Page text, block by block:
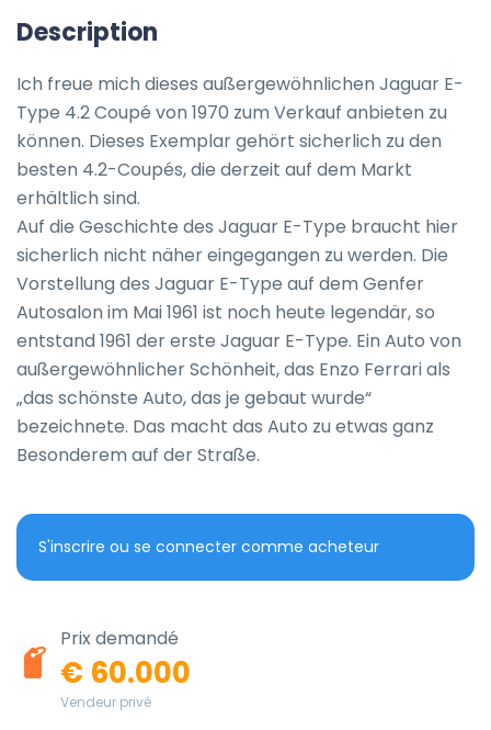
Description
Ich freue mich dieses außergewöhnlichen Jaguar E-
Type 4.2 Coupé von 1970 zum Verkauf anbieten zu
können. Dieses Exemplar gehört sicherlich zu den
besten 4.2-Coupés, die derzeit auf dem Markt
erhältlich sind.
Auf die Geschichte des Jaguar E-Type braucht hier
sicherlich nicht näher eingegangen zu werden. Die
Vorstellung des Jaguar E-Type auf dem Genfer
Autosalon im Mai 1961 ist noch heute legendär, so
entstand 1961 der erste Jaguar E-Type. Ein Auto von
außergewöhnlicher Schönheit, das Enzo Ferrari als
„das schönste Auto, das je gebaut wurde“
bezeichnete. Das macht das Auto zu etwas ganz
Besonderem auf der Straße.
S'inscrire ou se connecter comme acheteur
Prix demandé
€ 60.000
Vendeur privé